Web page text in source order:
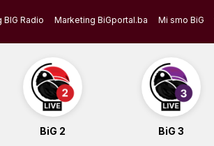
Radio Marketing BiGportal.ba Mi smo BiG
BiG 2 BiG 3